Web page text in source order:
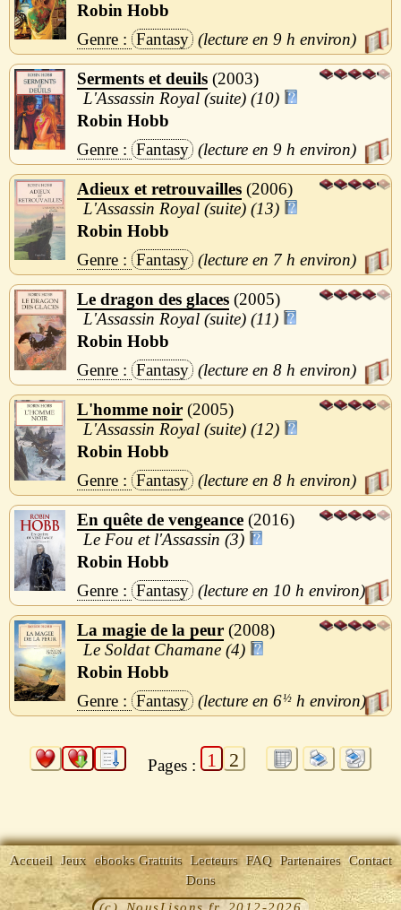
Robin Hobb
Fantasy
9 h
Serments et deuils 2003
L'Assassin Royal (suite) (10)
Robin Hobb
Fantasy
9 h
Adieux et retrouvailles 2006
L'Assassin Royal (suite) (13)
Robin Hobb
Fantasy
7 h
Le dragon des glaces 2005
L'Assassin Royal (suite) (11)
Robin Hobb
Fantasy
8 h
L'homme noir 2005
L'Assassin Royal (suite) (12)
Robin Hobb
Fantasy
8 h
En quête de vengeance 2016
Le Fou et l'Assassin (3)
Robin Hobb
Fantasy
10 h
La magie de la peur 2008
Le Soldat Chamane (4)
Robin Hobb
Fantasy
6½ h
Pages : 1 2
Accueil Jeux ebooks Gratuits Lecteurs FAQ Partenaires Contact
Dons
(c) NousLisons.fr 2012-2026